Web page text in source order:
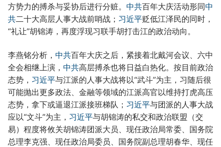
方势力的搏杀与妥协后进行分赃。 中共百年大庆活动形同中
共二十大高层人事大战前哨战； 习近平贬低江泽民的同时，
“礼让”胡锦涛，再度浮现习联手胡打击江的政治动向。
李燕铭分析， 中共百年大庆之后，紧接着北戴河会议、六中
全会相继上演， 中共高层搏杀也将日益白热化。按目前政治
态势， 习近平与江派的人事大战将以“武斗”为主，习随后很
可能抛出更多政法、金融等领域的江派高官以维持打虎高压
态势，拿下或逼退江派接班梯队； 习近平与团派的人事大战
应以“文斗”为主， 习近平与胡锦涛的私交和政治联盟（交
易）程度将攸关胡锦涛团派大员、现任政治局常委、国务院
总理李克强、现任政治局委员、国务院副总理胡春华、现任